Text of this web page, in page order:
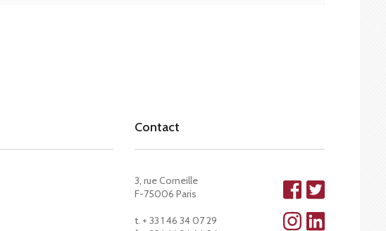
Contact
3, rue Corneille
F-75006 Paris
t. + 33 1 46 34 07 29